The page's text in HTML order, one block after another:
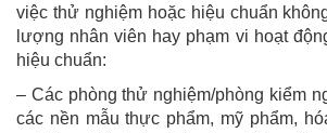
việc thử nghiệm hoặc hiệu chuẩn
lượng nhân viên hay phạm vi hoạt
hiệu chuẩn:
– Các phòng thử nghiệm/phòng kiểm
các nền mẫu thực phẩm, mỹ phẩm,